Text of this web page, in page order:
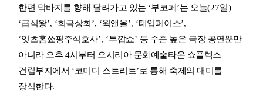
한편 막바지를 향해 달려가고 있는 ‘부코페 ’는 오늘(27일)
‘급식왕’, ‘희극상회 ’, ‘웍앤올’, ‘테입페이스’,
‘잇츠홈쑈핑주식호사’, ‘투깝쇼’ 등 수준 높은 극장 공연뿐만
아니라 오후 4시부터 오시리아 문화예술타운 쇼플렉스
건립부지에서 ‘코미디 스트리트’로 통해 축제의 대미를
장식한다.